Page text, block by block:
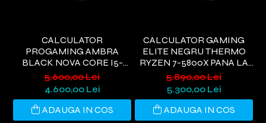
CALCULATOR
PROGAMING AMBRA
BLACK NOVA CORE I5-
9400, 32GB DDR4, 1TB SSD,
RTX 3050 6GB, WIFI 6,
WINDOWS 11 HOME
5.600,00 Lei
4.600,00 Lei
ADAUGA IN COS
CALCULATOR GAMING
ELITE NEGRU THERMO
RYZEN 7-5800X PANA LA
4.7GHZ, 32GB DDR4, 1TB
SSD, RTX5060 8GB GDDR7,
WINDOWS 11, WI-FI 6
5.890,00 Lei
5.300,00 Lei
ADAUGA IN COS